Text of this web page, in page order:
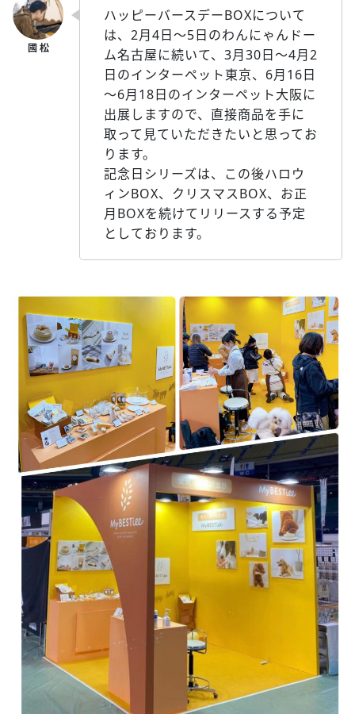
ハッピーバースデーBOXについて
は、2月4日～5日のわんにゃんドー
ム名古屋に続いて、3月30日～4月2
日のインターペット東京、6月16日
～6月18日のインターペット大阪に
出展しますので、直接商品を手に
取って見ていただきたいと思ってお
ります。
記念日シリーズは、この後ハロウ
ィンBOX、クリスマスBOX、お正
月BOXを続けてリリースする予定
としております。